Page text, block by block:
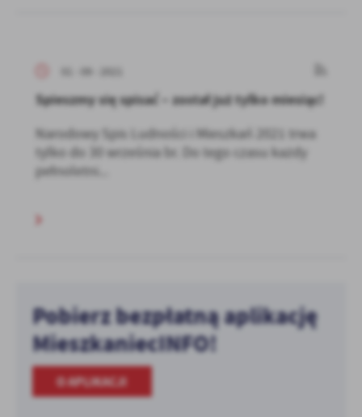
01 - 09 - 2021
Spieszmy się spisać – został już tylko miesiąc!
Narodowy Spis Ludności i Mieszkań 2021 trwa
tylko do 30 września br. Do tego czasu każdy
pełnoletni...
Pobierz bezpłatną aplikację
MieszkaniecINFO!
O APLIKACJI